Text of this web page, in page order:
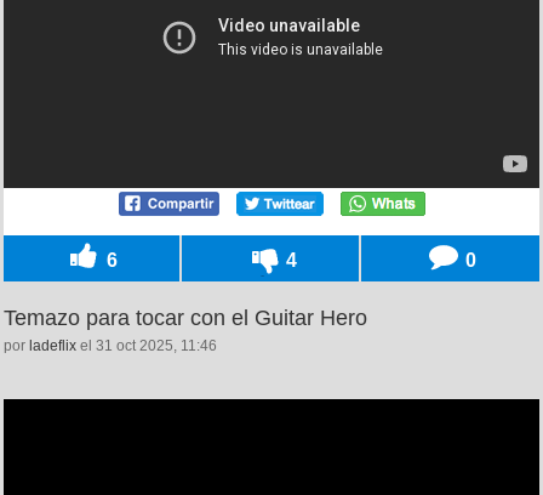
6 4 0
Temazo para tocar con el Guitar Hero
por ladeflix el 31 oct 2025, 11:46